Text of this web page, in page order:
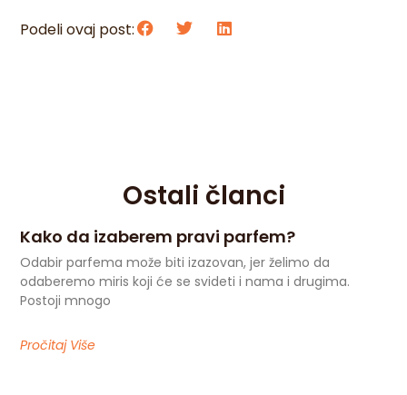
Podeli ovaj post:
Ostali članci
Kako da izaberem pravi parfem?
Odabir parfema može biti izazovan, jer želimo da
odaberemo miris koji će se svideti i nama i drugima.
Postoji mnogo
Pročitaj Više